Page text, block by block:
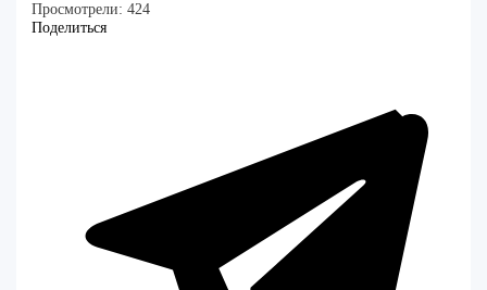
Просмотрели: 424
Поделиться